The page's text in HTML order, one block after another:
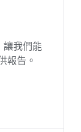
讓我們能
報告。